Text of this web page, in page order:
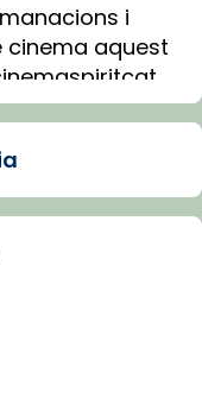
i
cinema aquest